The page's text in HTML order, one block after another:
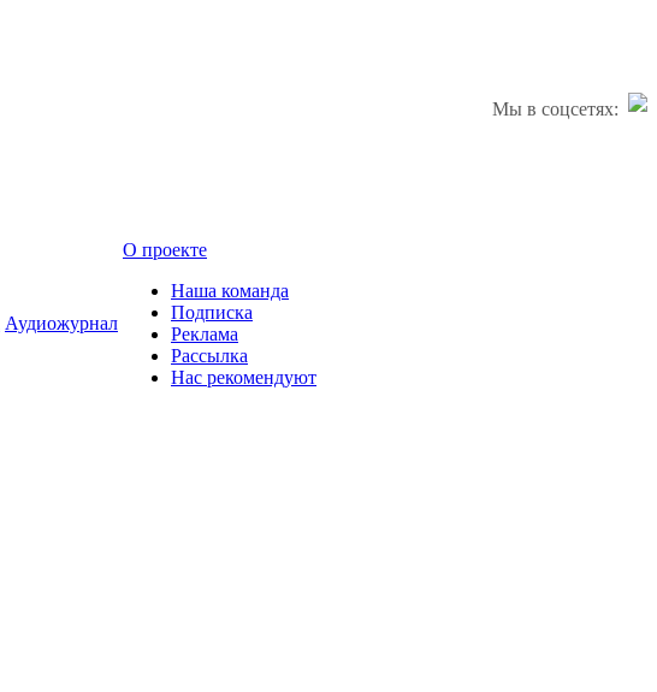
Мы в соцсетях:
Аудиожурнал
О проекте
Наша команда
Подписка
Реклама
Рассылка
Нас рекомендуют